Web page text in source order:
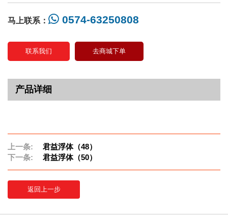
马上联系： 0574-63250808
联系我们 去商城下单
产品详细
上一条:
君益浮体（48）
下一条:
君益浮体（50）
返回上一步